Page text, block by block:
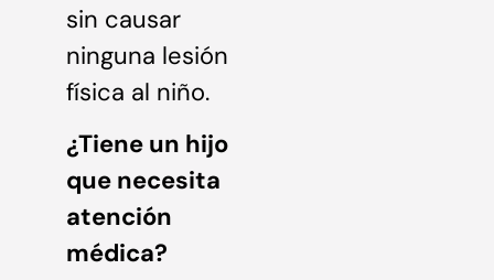
sin causar
ninguna lesión
física al niño.
¿Tiene un hijo
que necesita
atención
médica?